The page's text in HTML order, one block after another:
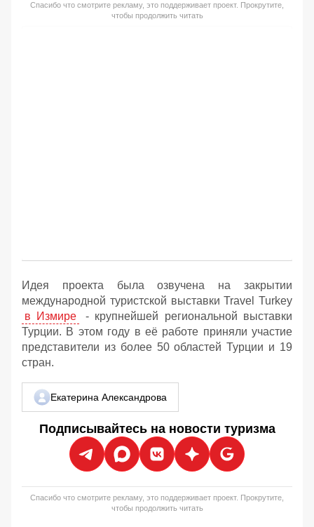
Спасибо что смотрите рекламу, это поддерживает проект. Прокрутите,
чтобы продолжить читать
Идея проекта была озвучена на закрытии
международной туристской выставки Travel Turkey
в Измире
- крупнейшей региональной выставки
Турции. В этом году в её работе приняли участие
представители из более 50 областей Турции и 19
стран.
Екатерина Александрова
Подписывайтесь на новости туризма
Спасибо что смотрите рекламу, это поддерживает проект. Прокрутите,
чтобы продолжить читать